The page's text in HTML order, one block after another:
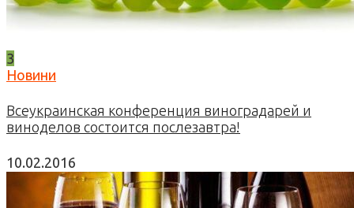
3
Новини
Всеукраинская конференция виноградарей и
виноделов состоится послезавтра!
10.02.2016